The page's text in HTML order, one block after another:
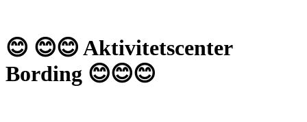
😊 😊😊 Aktivitetscenter
Bording 😊😊😊